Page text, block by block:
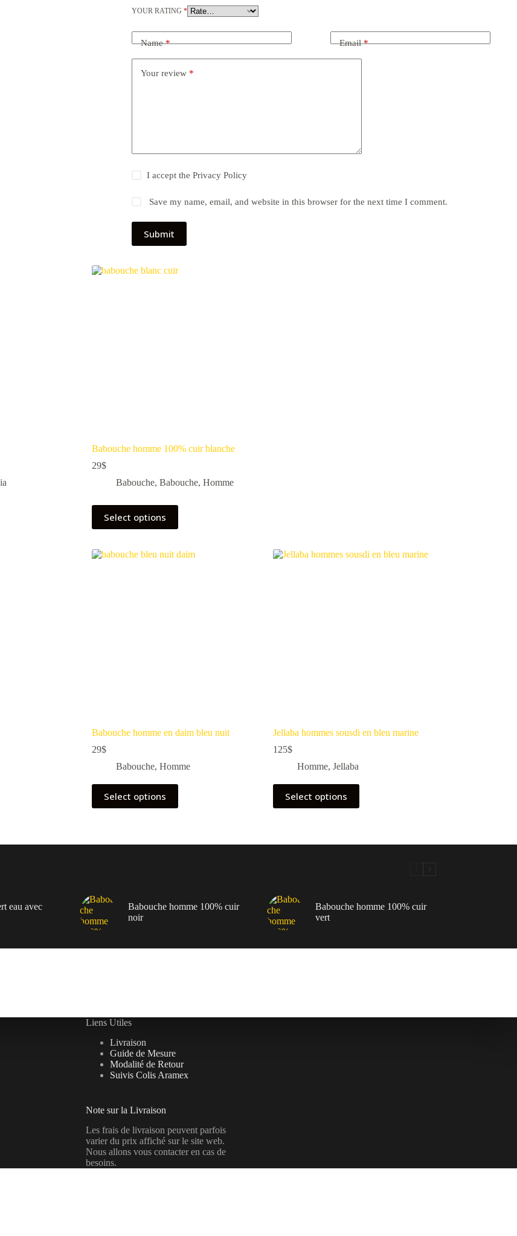
YOUR RATING *
Name* Email*
Your review *
I accept the Privacy Policy
Save my name, email, and website in this browser for the next time I comment.
Submit
Babouche homme 100% cuir blanche
29$
Babouche, Babouche, Homme
Select options
Babouche homme en daim bleu nuit
29$
Babouche, Homme
Select options
Jellaba hommes sousdi en bleu marine
125$
Homme, Jellaba
Select options
eau avec
Babouche homme 100% cuir
noir
Babouche homme 100% cuir
vert
Liens Utiles
Livraison
Guide de Mesure
Modalité de Retour
Suivis Colis Aramex
Note sur la Livraison
Les frais de livraison peuvent parfois
varier du prix affiché sur le site web.
Nous allons vous contacter en cas de
besoins.